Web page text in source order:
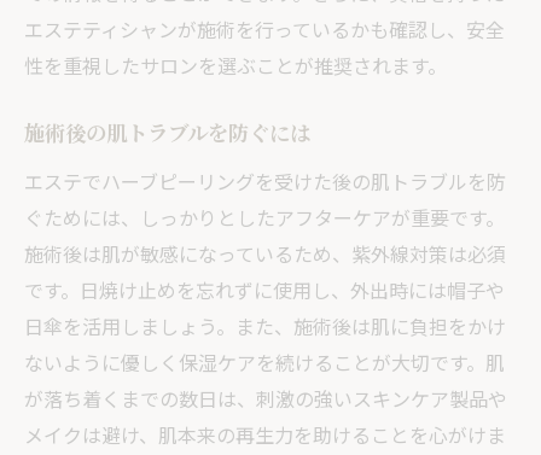
エステティシャンが施術を行っているかも確認し、安全
性を重視したサロンを選ぶことが推奨されます。
施術後の肌トラブルを防ぐには
エステでハーブピーリングを受けた後の肌トラブルを防
ぐためには、しっかりとしたアフターケアが重要です。
施術後は肌が敏感になっているため、紫外線対策は必須
です。日焼け止めを忘れずに使用し、外出時には帽子や
日傘を活用しましょう。また、施術後は肌に負担をかけ
ないように優しく保湿ケアを続けることが大切です。肌
が落ち着くまでの数日は、刺激の強いスキンケア製品や
メイクは避け、肌本来の再生力を助けることを心がけま